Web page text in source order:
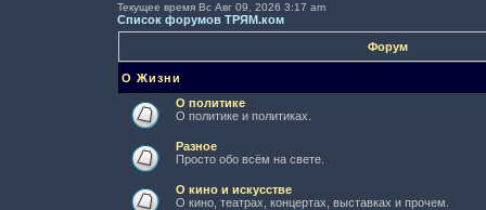
Текущее время Вс Авг 09, 2026 3:17 am
Список форумов ТРЯМ.ком
Форум
О Жизни
О политике
О политике и политиках.
Разное
Просто обо всём на свете.
О кино и искусстве
О кино, театрах, концертах, выставках и прочем.